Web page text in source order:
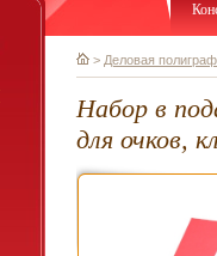
> Деловая
Набор в
для очков,